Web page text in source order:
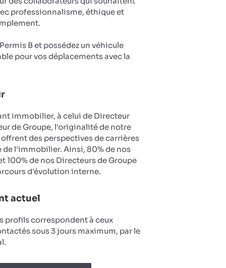
professionnalisme, éthique et
B et possédez un véhicule
pour vos déplacements avec la
immobilier, à celui de Directeur
de Groupe, l'originalité de notre
des perspectives de carrières
de l'immobilier. Ainsi, 80% de nos
100% de nos Directeurs de Groupe
d'évolution interne.
actuel
profils correspondent à ceux
sous 3 jours maximum, par le